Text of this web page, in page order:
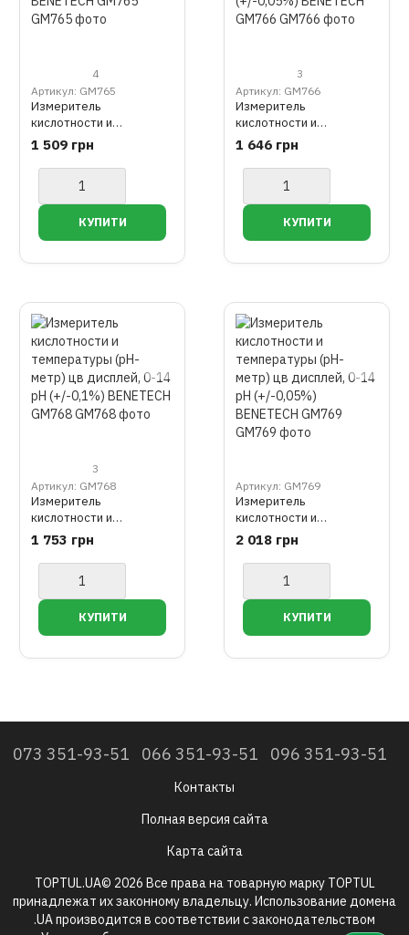
4
Артикул: GM765
Измеритель
кислотности и
температуры (pH-метр)
0-14 pH (+/-0,1%)
BENETECH GM765
1 509 грн
3
Артикул: GM766
Измеритель
кислотности и
температуры (pH-метр)
0,00-14,00 pH (+/-0,05%)
BENETECH GM766
1 646 грн
3
Артикул: GM768
Измеритель
кислотности и
температуры (pH-метр)
цв дисплей, 0-14 pH
(+/-0,1%) BENETECH
1 753 грн
Артикул: GM769
Измеритель
кислотности и
температуры (pH-метр)
цв дисплей, 0-14 pH
(+/-0,05%) BENETECH
2 018 грн
073 351-93-51 066 351-93-51 096 351-93-51
Контакты
Полная версия сайта
Карта сайта
TOPTUL.UA© 2026 Все права на товарную марку TOPTUL
принадлежат их законному владельцу. Использование домена
.UA производится в соответствии с законодательством